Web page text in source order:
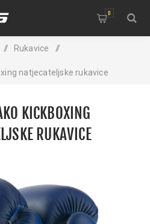
0
/ Rukavice /
natjecateljske rukavice
KICKBOXING
RUKAVICE